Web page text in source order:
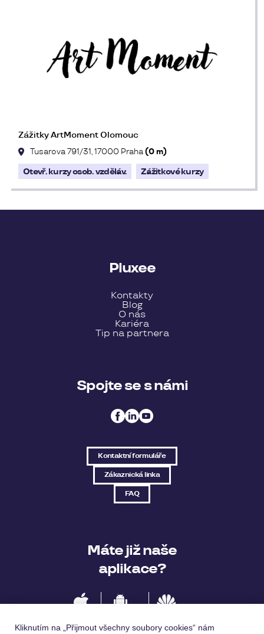
Zážitky ArtMoment Olomouc
Tusarova 791/31, 17000 Praha(0 m)
Otevř. kurzy osob. vzděláv. Zážitkové kurzy
Pluxee
Kontakty
Blog
O nás
Kariéra
Tip na partnera
Spojte se s námi
Kontaktní formuláře
Zákaznická linka
FAQ
Máte již naše
aplikace?
Kliknutím na „Přijmout všechny soubory cookies“ nám